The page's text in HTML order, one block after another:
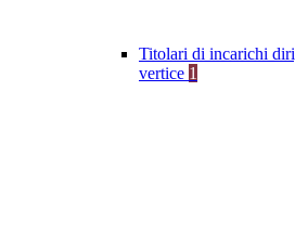
Titolari di incarichi
vertice 1